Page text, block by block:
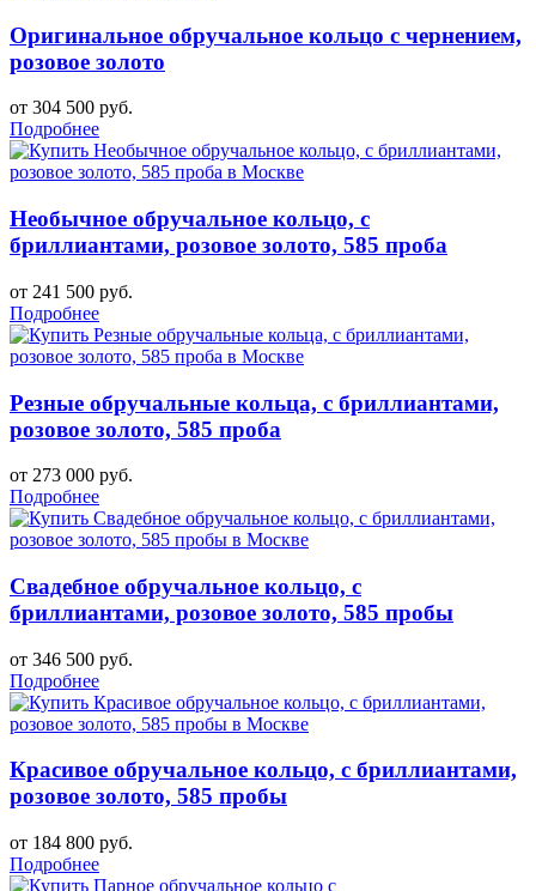
Оригинальное обручальное кольцо с чернением,
розовое золото
от 304 500 руб.
Подробнее
Необычное обручальное кольцо, с
бриллиантами, розовое золото, 585 проба
от 241 500 руб.
Подробнее
Резные обручальные кольца, с бриллиантами,
розовое золото, 585 проба
от 273 000 руб.
Подробнее
Свадебное обручальное кольцо, с
бриллиантами, розовое золото, 585 пробы
от 346 500 руб.
Подробнее
Красивое обручальное кольцо, с бриллиантами,
розовое золото, 585 пробы
от 184 800 руб.
Подробнее